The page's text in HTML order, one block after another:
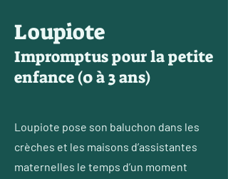
Loupiote
Impromptus pour la petite
enfance (0 à 3 ans)
Loupiote pose son baluchon dans les
crèches et les maisons d’assistantes
maternelles le temps d’un moment